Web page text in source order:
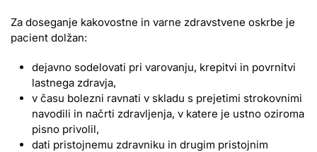
Za doseganje kakovostne in varne zdravstvene oskrbe je
pacient dolžan:
dejavno sodelovati pri varovanju, krepitvi in povrnitvi
lastnega zdravja,
v času bolezni ravnati v skladu s prejetimi strokovnimi
navodili in načrti zdravljenja, v katere je ustno oziroma
pisno privolil,
dati pristojnemu zdravniku in drugim pristojnim